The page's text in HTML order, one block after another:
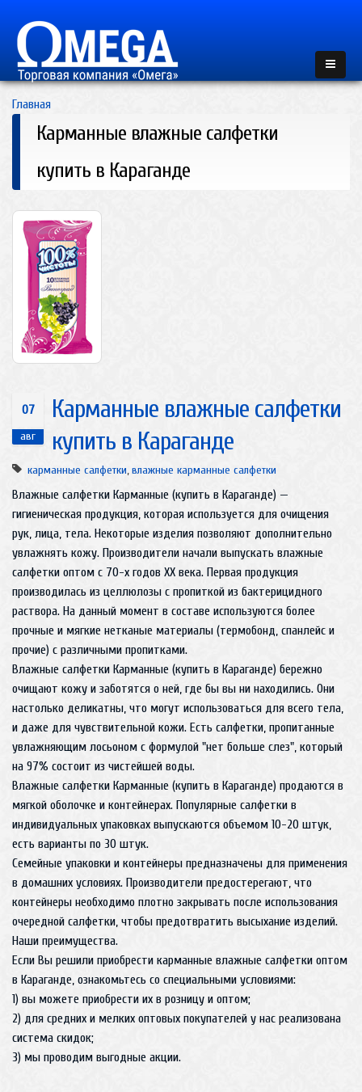
Главная
Карманные влажные салфетки
купить в Караганде
07
авг
Карманные влажные салфетки
купить в Караганде
карманные салфетки,влажные карманные салфетки
Влажные салфетки Карманные (купить в Караганде) —
гигиеническая продукция, которая используется для очищения
рук, лица, тела. Некоторые изделия позволяют дополнительно
увлажнять кожу. Производители начали выпускать влажные
салфетки оптом с 70-х годов ХХ века. Первая продукция
производилась из целлюлозы с пропиткой из бактерицидного
раствора. На данный момент в составе используются более
прочные и мягкие нетканые материалы (термобонд, спанлейс и
прочие) с различными пропитками.
Влажные салфетки Карманные (купить в Караганде) бережно
очищают кожу и заботятся о ней, где бы вы ни находились. Они
настолько деликатны, что могут использоваться для всего тела,
и даже для чувствительной кожи. Есть салфетки, пропитанные
увлажняющим лосьоном с формулой "нет больше слез", который
на 97% состоит из чистейшей воды.
Влажные салфетки Карманные (купить в Караганде) продаются в
мягкой оболочке и контейнерах. Популярные салфетки в
индивидуальных упаковках выпускаются объемом 10-20 штук,
есть варианты по 30 штук.
Семейные упаковки и контейнеры предназначены для применения
в домашних условиях. Производители предостерегают, что
контейнеры необходимо плотно закрывать после использования
очередной салфетки, чтобы предотвратить высыхание изделий.
Наши преимущества.
Если Вы решили приобрести карманные влажные салфетки оптом
в Караганде, ознакомьтесь со специальными условиями:
1) вы можете приобрести их в розницу и оптом;
2) для средних и мелких оптовых покупателей у нас реализована
система скидок;
3) мы проводим выгодные акции.